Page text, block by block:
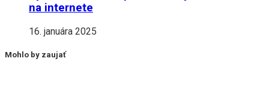
na internete
16. januára 2025
Mohlo by zaujať